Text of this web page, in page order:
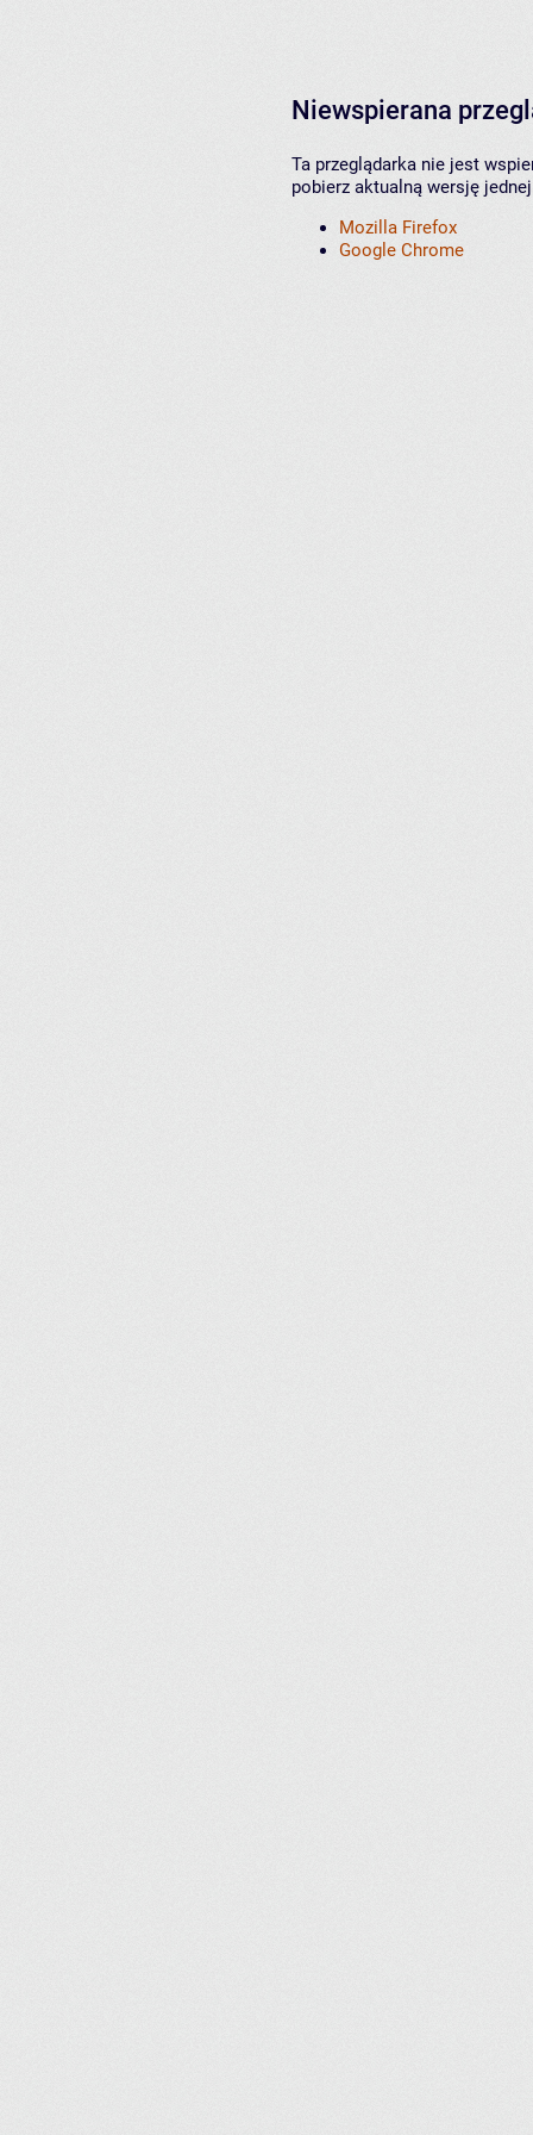
Niewspierana
Ta przeglądarka nie jest
pobierz aktualną wersję
Mozilla Firefox
Google Chrome